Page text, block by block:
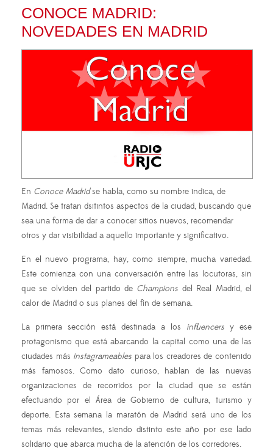
CONOCE MADRID:
NOVEDADES EN MADRID
En Conoce Madridse habla, como su nombre indica, de
Madrid. Se tratan dsitintos aspectos de la ciudad, buscando que
sea una forma de dar a conocer sitios nuevos, recomendar
otros y dar visibilidad a aquello importante y significativo.
En el nuevo programa, hay, como siempre, mucha variedad.
Este comienza con una conversación entre las locutoras, sin
que se olviden del partido de Champions del Real Madrid, el
calor de Madrid o sus planes del fin de semana.
La primera sección está destinada a los influencers y ese
protagonismo que está abarcando la capital como una de las
ciudades más instagrameables para los creadores de contenido
más famosos. Como dato curioso, hablan de las nuevas
organizaciones de recorridos por la ciudad que se están
efectuando por el Área de Gobierno de cultura, turismo y
deporte. Esta semana la maratón de Madrid será uno de los
temas más relevantes, siendo distinto este año por ese lado
solidario que abarca mucha de la atención de los corredores.